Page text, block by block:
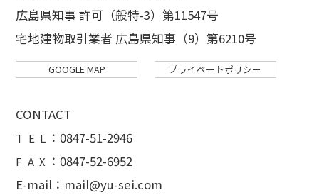
広島県知事 許可（般特-3）第11547号
宅地建物取引業者 広島県知事（9）第6210号
GOOGLE MAP プライベートポリシー
CONTACT
T E L ： 0847-51-2946
F A X ：0847-52-6952
E-mail：mail@yu-sei.com